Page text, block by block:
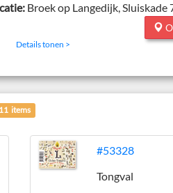
Broek op Langedijk, Sluiskade
Details tonen >
11 items
#53328
Tongval